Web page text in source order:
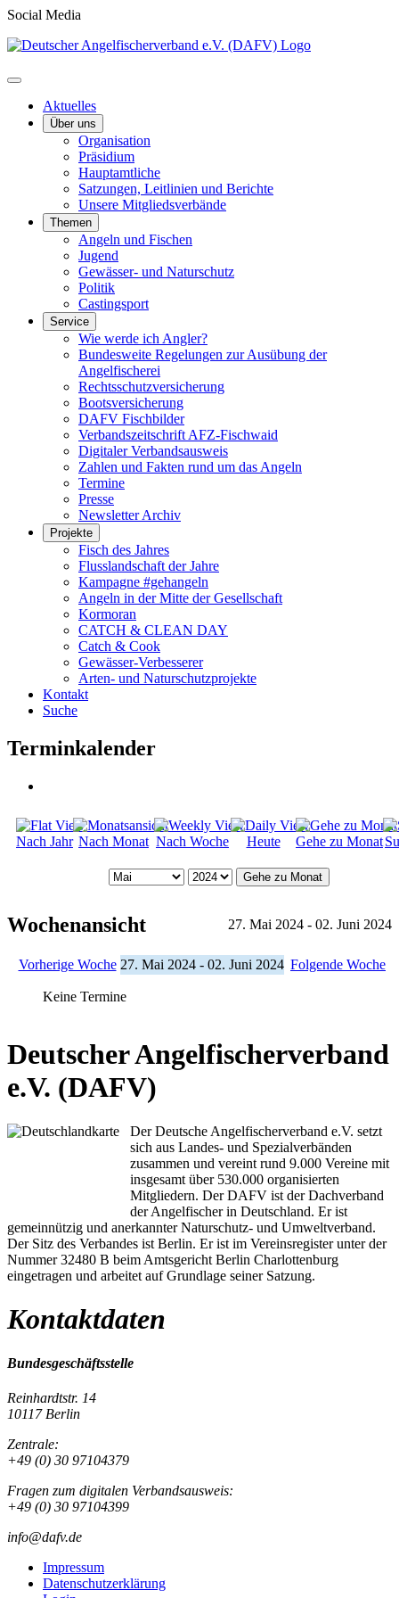
Social Media
Aktuelles
Über uns
Organisation
Präsidium
Hauptamtliche
Satzungen, Leitlinien und Berichte
Unsere Mitgliedsverbände
Themen
Angeln und Fischen
Jugend
Gewässer- und Naturschutz
Politik
Castingsport
Service
Wie werde ich Angler?
Bundesweite Regelungen zur Ausübung der
Angelfischerei
Rechtsschutzversicherung
Bootsversicherung
DAFV Fischbilder
Verbandszeitschrift AFZ-Fischwaid
Digitaler Verbandsausweis
Zahlen und Fakten rund um das Angeln
Termine
Presse
Newsletter Archiv
Projekte
Fisch des Jahres
Flusslandschaft der Jahre
Kampagne #gehangeln
Angeln in der Mitte der Gesellschaft
Kormoran
CATCH & CLEAN DAY
Catch & Cook
Gewässer-Verbesserer
Arten- und Naturschutzprojekte
Kontakt
Suche
Terminkalender
Nach Jahr Nach Monat Nach Woche Heute Gehe zu Monat
Gehe zu Monat
Wochenansicht 27. Mai 2024 - 02. Juni 2024
Vorherige Woche 27. Mai 2024 - 02. Juni 2024 Folgende Woche
Keine Termine
Deutscher Angelfischerverband
e.V. (DAFV)
Der Deutsche Angelfischerverband e.V. setzt
sich aus Landes- und Spezialverbänden
zusammen und vereint rund 9.000 Vereine mit
insgesamt über 530.000 organisierten
Mitgliedern. Der DAFV ist der Dachverband
der Angelfischer in Deutschland. Er ist
gemeinnützig und anerkannter Naturschutz- und Umweltverband.
Der Sitz des Verbandes ist Berlin. Er ist im Vereinsregister unter der
Nummer 32480 B beim Amtsgericht Berlin Charlottenburg
eingetragen und arbeitet auf Grundlage seiner Satzung.
Kontaktdaten
Bundesgeschäftsstelle
Reinhardtstr. 14
10117 Berlin
Zentrale:
+49 (0) 30 97104379
Fragen zum digitalen Verbandsausweis:
+49 (0) 30 97104399
info@dafv.de
Impressum
Datenschutzerklärung